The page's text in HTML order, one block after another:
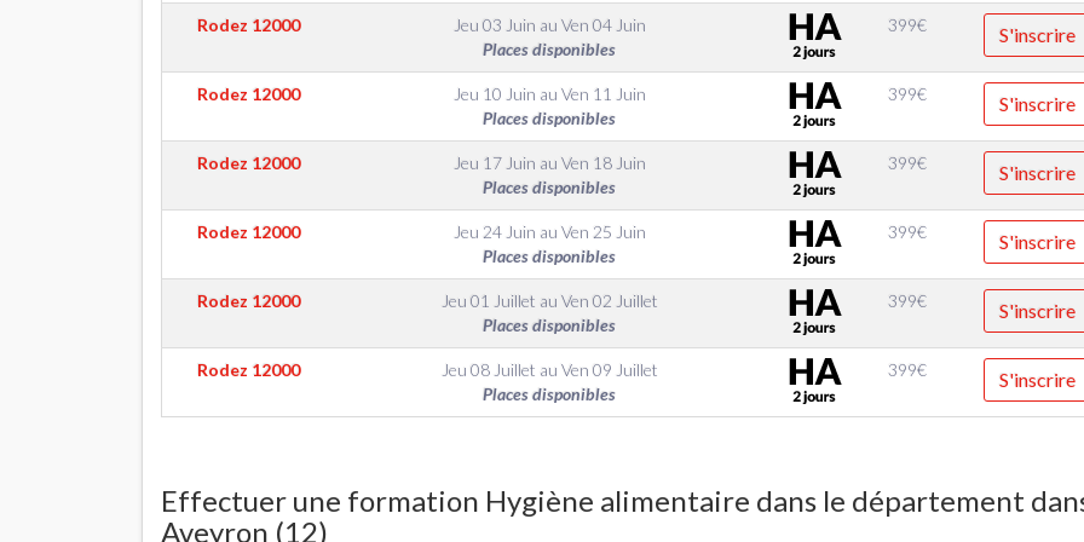
Rodez 12000 Jeu 03 Juin au Ven 04 Juin
Places disponibles
399€ S'inscrire
Rodez 12000 Jeu 10 Juin au Ven 11 Juin
Places disponibles
399€ S'inscrire
Rodez 12000 Jeu 17 Juin au Ven 18 Juin
Places disponibles
399€ S'inscrire
Rodez 12000 Jeu 24 Juin au Ven 25 Juin
Places disponibles
399€ S'inscrire
Rodez 12000 Jeu 01 Juillet au Ven 02 Juillet
Places disponibles
399€ S'inscrire
Rodez 12000 Jeu 08 Juillet au Ven 09 Juillet
Places disponibles
399€ S'inscrire
Effectuer une formation Hygiène alimentaire dans le département
Aveyron (12)